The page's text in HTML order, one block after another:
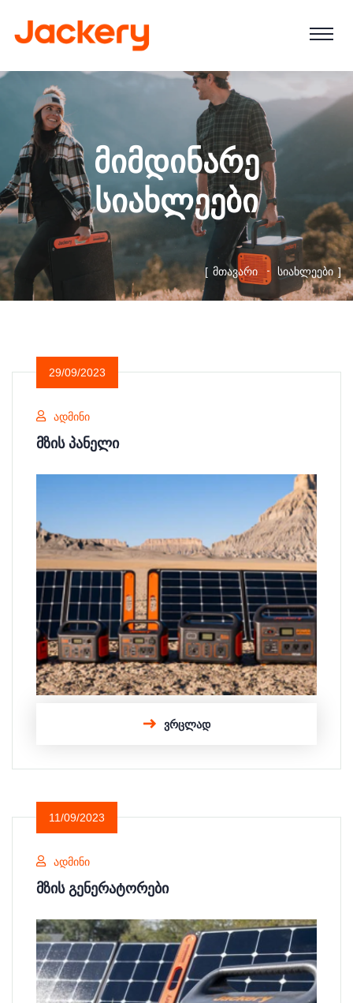
ᲛᲘᲛᲓᲘᲜᲐᲠᲔ
ᲡᲘᲐᲮᲚᲔᲔᲑᲘ
ᲛᲗᲐᲕᲐᲠᲘ ᲡᲘᲐᲮᲚᲔᲔᲑᲘ
29/09/2023
ᲐᲓᲛᲘᲜᲘ
ᲛᲖᲘᲡ ᲞᲐᲜᲔᲚᲘ
ᲕᲠᲪᲚᲐᲓ
11/09/2023
ᲐᲓᲛᲘᲜᲘ
ᲛᲖᲘᲡ ᲒᲔᲜᲔᲠᲐᲢᲝᲠᲔᲑᲘ